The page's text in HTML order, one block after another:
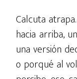
Calcuta
hacia arriba,
una versión
o porqué al